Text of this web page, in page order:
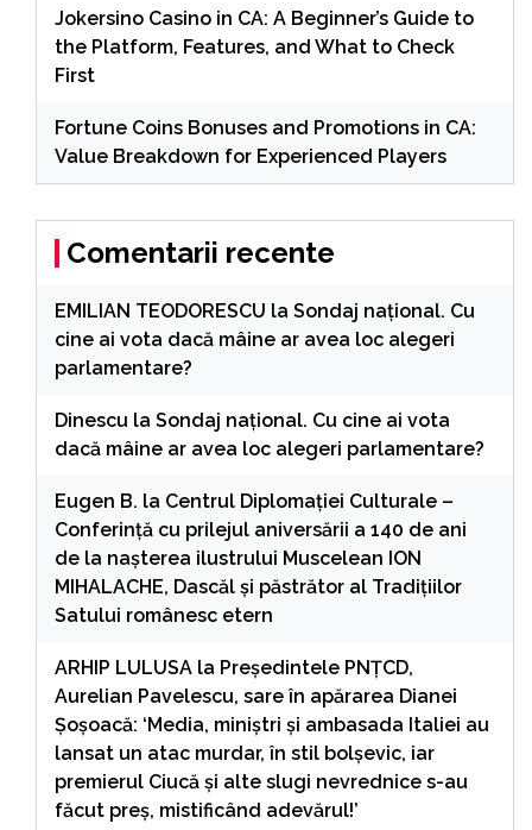
Jokersino Casino in CA: A Beginner’s Guide to
the Platform, Features, and What to Check
First
Fortune Coins Bonuses and Promotions in CA:
Value Breakdown for Experienced Players
Comentarii recente
EMILIAN TEODORESCU la Sondaj național. Cu
cine ai vota dacă mâine ar avea loc alegeri
parlamentare?
Dinescu la Sondaj național. Cu cine ai vota
dacă mâine ar avea loc alegeri parlamentare?
Eugen B. la Centrul Diplomației Culturale –
Conferință cu prilejul aniversării a 140 de ani
de la nașterea ilustrului Muscelean ION
MIHALACHE, Dascăl și păstrător al Tradițiilor
Satului românesc etern
ARHIP LULUSA la Președintele PNȚCD,
Aurelian Pavelescu, sare în apărarea Dianei
Șoșoacă: ‘Media, miniștri și ambasada Italiei au
lansat un atac murdar, în stil bolșevic, iar
premierul Ciucă și alte slugi nevrednice s-au
făcut preș, mistificând adevărul!’